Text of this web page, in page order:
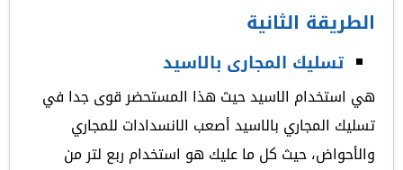
الطريقة الثانية
تسليك المجارى بالاسيد
هي استخدام الاسيد حيث هذا المستحضر قوى جدا في
تسليك المجاري بالاسيد أصعب الانسدادات للمجاري
والأحواض، حيث كل ما عليك هو استخدام ربع لتر من